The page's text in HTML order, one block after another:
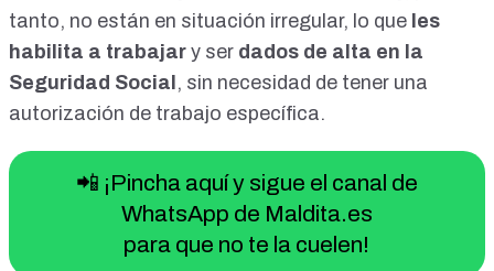
al día solo por la cama. Más la comida, más la ropa, más los
cuidadores, guardias de seguridad. EULEN se ha hecho
milmillonaria. Entonces empiezo: ¿cuánto empleo genera
de forma directa la inmigración ilegal? Pues unas
setecientas mil personas. Tenemos asistentes sociales,
cuidadores, abogados, traductores, aparte de las ONG. Muy
bien. Esta gente, ¿a quién le va a votar? Obvio. Obvio.
Entonces uno piensa: "Coño, pues tenemos un montón de
gente trabajando". Luego se falsean los datos del turismo de
esta forma. Pero además se falsean los datos del empleo.
Con el empleo, el setenta por ciento de la nómina que paga
la ONG, el setenta por ciento se paga directamente de
tanto, no están en situación irregular, lo que les
habilita a trabajar y ser dados de alta en la
Seguridad Social , sin necesidad de tener una
autorización de trabajo específica.
📲 ¡Pincha aquí y sigue el canal de
WhatsApp de Maldita.es
para que no te la cuelen!